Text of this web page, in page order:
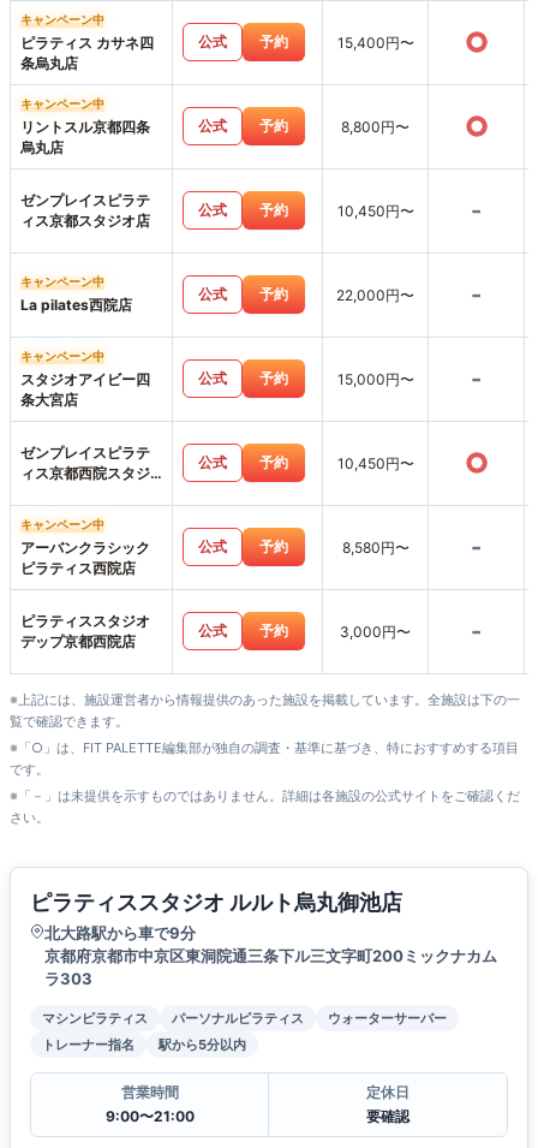
キャンペーン中
ピラティス カサネ四
条烏丸店
公式 予約 15,400円〜 ○
キャンペーン中
リントスル京都四条
烏丸店
公式 予約 8,800円〜 ○
ゼンプレイスピラテ
ィス京都スタジオ店
公式 予約 10,450円〜 -
キャンペーン中
La pilates西院店
公式 予約 22,000円〜 -
キャンペーン中
スタジオアイビー四
条大宮店
公式 予約 15,000円〜 -
ゼンプレイスピラテ
ィス京都西院スタジ
公式 予約 10,450円〜 ○
キャンペーン中
アーバンクラシック
ピラティス西院店
公式 予約 8,580円〜 -
ピラティススタジオ
デップ京都西院店
公式 予約 3,000円〜 -
※上記には、施設運営者から情報提供のあった施設を掲載しています。全施設は下の一
覧で確認できます。
※「○」は、FIT PALETTE編集部が独自の調査・基準に基づき、特におすすめする項目
です。
※「－」は未提供を示すものではありません。詳細は各施設の公式サイトをご確認くだ
さい。
ピラティススタジオ ルルト烏丸御池店
北大路駅から車で9分
京都府京都市中京区東洞院通三条下ル三文字町200ミックナカム
ラ303
マシンピラティス パーソナルピラティス
ウォーターサーバー
トレーナー指名
駅から5分以内
営業時間
9:00〜21:00
定休日
要確認